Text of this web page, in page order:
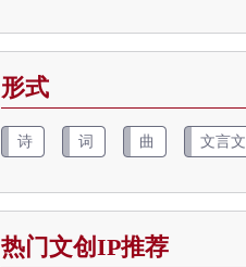
形式
诗 词 曲 文言文
热门文创IP推荐